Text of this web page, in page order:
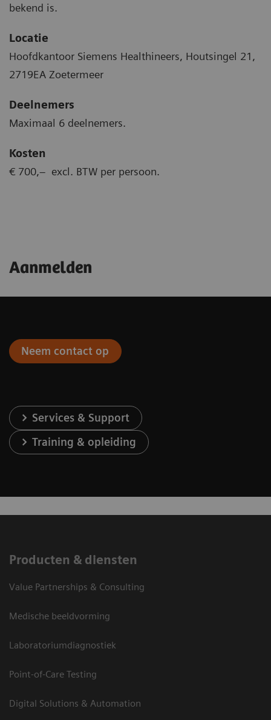
bekend is.
Locatie
Hoofdkantoor Siemens Healthineers, Houtsingel 21,
2719EA Zoetermeer
Deelnemers
Maximaal 6 deelnemers.
Kosten
€ 700,– excl. BTW per persoon.
Aanmelden
Neem contact op
Services & Support
Training & opleiding
Producten & diensten
Value Partnerships & Consulting
Medische beeldvorming
Laboratoriumdiagnostiek
Point-of-Care Testing
Digital Solutions & Automation